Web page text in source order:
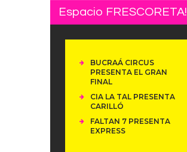
Espacio FRESCORETA!
BUCRAÁ CIRCUS
PRESENTA EL GRAN
FINAL
CIA LA TAL PRESENTA
CARILLÓ
FALTAN 7 PRESENTA
EXPRESS